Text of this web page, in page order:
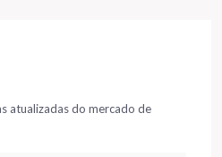
atualizadas do mercado de